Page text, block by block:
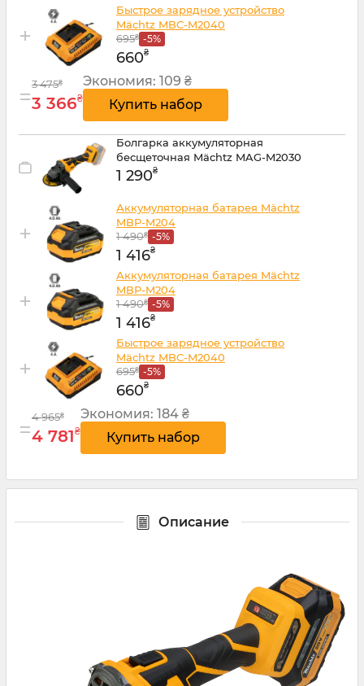
+
Быстрое зарядное устройство
Mächtz MBC-M2040
695₴ -5%
660₴
=3 475₴
3 366₴
Экономия: 109 ₴
Болгарка аккумуляторная
бесщеточная Mächtz MAG-M2030
1 290₴
+
Аккумуляторная батарея Mächtz
MBP-M204
1 490₴ -5%
1 416₴
+
Аккумуляторная батарея Mächtz
MBP-M204
1 490₴ -5%
1 416₴
+
Быстрое зарядное устройство
Mächtz MBC-M2040
695₴ -5%
660₴
=4 965₴
4 781₴
Экономия: 184 ₴
Описание